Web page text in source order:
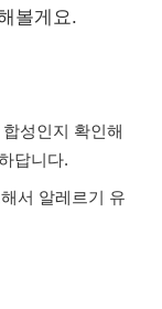
볼게요.
성인지 확인해
답니다.
서 알레르기 유